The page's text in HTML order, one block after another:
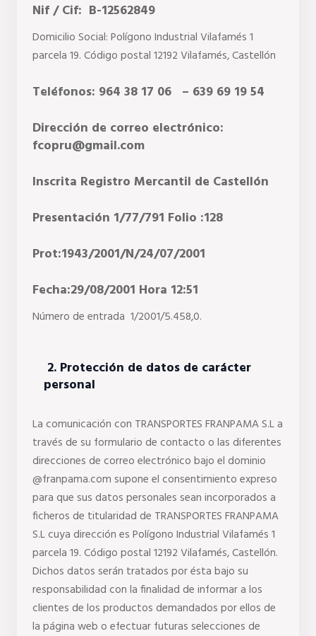
Nif / Cif:  B-12562849
Domicilio Social: Polígono Industrial Vilafamés 1
parcela 19. Código postal 12192 Vilafamés, Castellón
Teléfonos: 964 38 17 06   – 639 69 19 54
Dirección de correo electrónico:
fcopru@gmail.com
Inscrita Registro Mercantil de Castellón
Presentación 1/77/791 Folio :128
Prot:1943/2001/N/24/07/2001
Fecha:29/08/2001 Hora 12:51
Número de entrada  1/2001/5.458,0.
personal
La comunicación con TRANSPORTES FRANPAMA S.L a
través de su formulario de contacto o las diferentes
direcciones de correo electrónico bajo el dominio
@franpama.com supone el consentimiento expreso
para que sus datos personales sean incorporados a
ficheros de titularidad de TRANSPORTES FRANPAMA
S.L cuya dirección es Polígono Industrial Vilafamés 1
parcela 19. Código postal 12192 Vilafamés, Castellón.
Dichos datos serán tratados por ésta bajo su
responsabilidad con la finalidad de informar a los
clientes de los productos demandados por ellos de
la página web o efectuar futuras selecciones de